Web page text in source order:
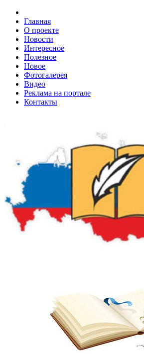
Главная
О проекте
Новости
Интересное
Полезное
Новое
Фотогалерея
Видео
Реклама на портале
Контакты